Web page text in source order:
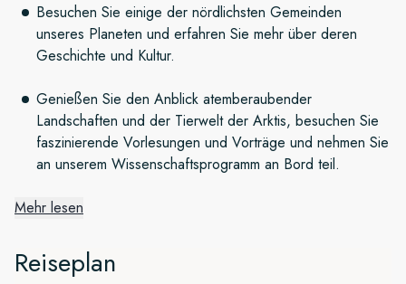
Besuchen Sie einige der nördlichsten Gemeinden
unseres Planeten und erfahren Sie mehr über deren
Geschichte und Kultur.
Genießen Sie den Anblick atemberaubender
Landschaften und der Tierwelt der Arktis, besuchen Sie
faszinierende Vorlesungen und Vorträge und nehmen Sie
an unserem Wissenschaftsprogramm an Bord teil.
Die eisigen Gewässer der
Diskobucht
Mehr lesen
Reiseplan